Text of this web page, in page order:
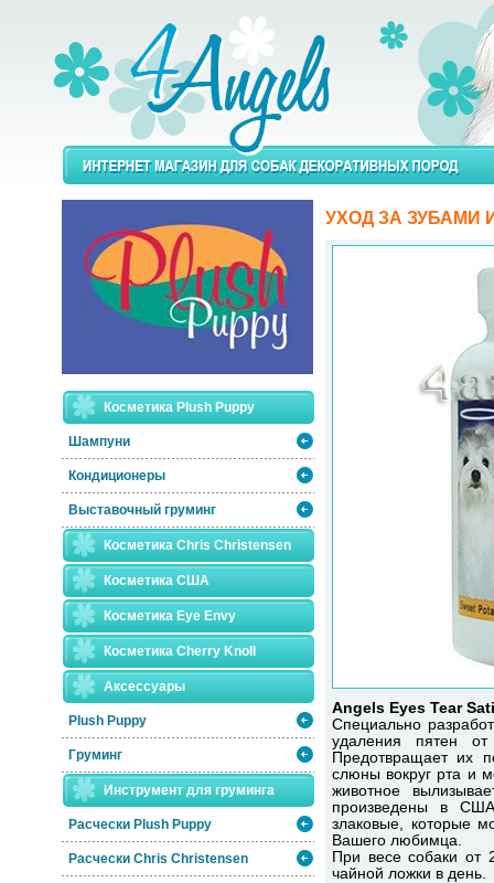
Косметика Plush Puppy
Шампуни
Кондиционеры
Выставочный груминг
Косметика Chris Christensen
Косметика США
Косметика Eye Envy
Косметика Сherry Knoll
Аксессуары
Plush Puppy
Груминг
Инструмент для груминга
Расчески Plush Puppy
Расчески Сhris Christensen
УХОД ЗА ЗУБАМИ
Angels Eyes Tear
Специально
удаления пятен
Предотвращает их
слюны вокруг рта и
животное
произведены в
злаковые, которые
Вашего любимца.
При весе собаки от
чайной ложки в день.